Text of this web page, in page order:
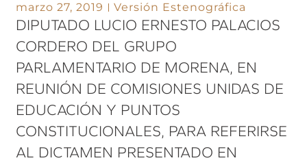
marzo 27, 2019 Versión Estenográfica
DIPUTADO LUCIO ERNESTO PALACIOS
CORDERO DEL GRUPO
PARLAMENTARIO DE MORENA, EN
REUNIÓN DE COMISIONES UNIDAS DE
EDUCACIÓN Y PUNTOS
CONSTITUCIONALES, PARA REFERIRSE
AL DICTAMEN PRESENTADO EN